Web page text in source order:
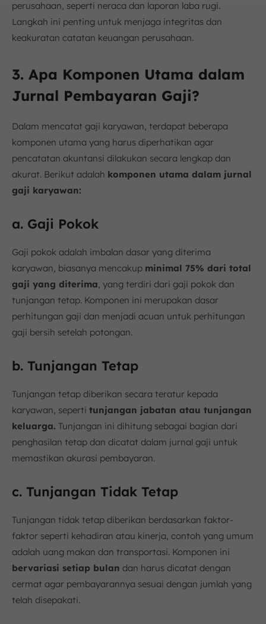
perusahaan, seperti neraca dan laporan laba rugi.
Langkah ini penting untuk menjaga integritas dan
keakuratan catatan keuangan perusahaan.
3. Apa Komponen Utama dalam
Jurnal Pembayaran Gaji?
Dalam mencatat gaji karyawan, terdapat beberapa
komponen utama yang harus diperhatikan agar
pencatatan akuntansi dilakukan secara lengkap dan
akurat. Berikut adalah komponen utama dalam jurnal
gaji karyawan:
a. Gaji Pokok
Gaji pokok adalah imbalan dasar yang diterima
karyawan, biasanya mencakup minimal 75% dari total
gaji yang diterima , yang terdiri dari gaji pokok dan
tunjangan tetap. Komponen ini merupakan dasar
perhitungan gaji dan menjadi acuan untuk perhitungan
gaji bersih setelah potongan.
b. Tunjangan Tetap
Tunjangan tetap diberikan secara teratur kepada
karyawan, seperti tunjangan jabatan atau tunjangan
keluarga. Tunjangan ini dihitung sebagai bagian dari
penghasilan tetap dan dicatat dalam jurnal gaji untuk
memastikan akurasi pembayaran.
c. Tunjangan Tidak Tetap
Tunjangan tidak tetap diberikan berdasarkan faktor-
faktor seperti kehadiran atau kinerja, contoh yang umum
adalah uang makan dan transportasi. Komponen ini
bervariasi setiap bulan dan harus dicatat dengan
cermat agar pembayarannya sesuai dengan jumlah yang
telah disepakati.